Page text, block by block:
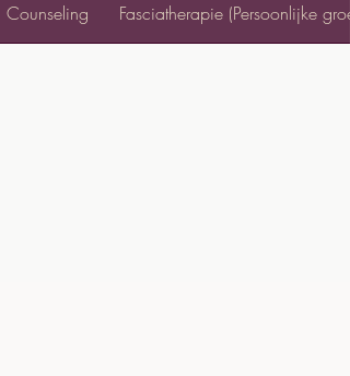
Counseling Fasciatherapie (Persoonlijke